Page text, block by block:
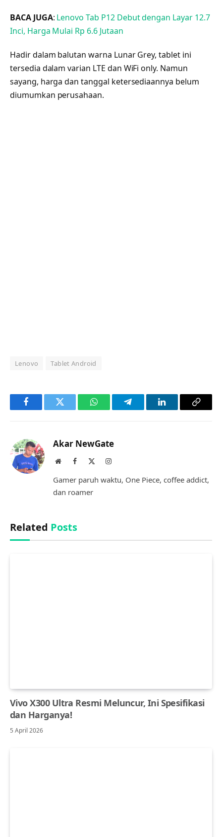
BACA JUGA: Lenovo Tab P12 Debut dengan Layar 12.7
Inci, Harga Mulai Rp 6.6 Jutaan
Hadir dalam balutan warna Lunar Grey, tablet ini
tersedia dalam varian LTE dan WiFi only. Namun
sayang, harga dan tanggal ketersediaannya belum
diumumkan perusahaan.
Lenovo Tablet Android
FacebookTwitter WhatsAppTelegramLinkedInCopy
Akar NewGate
WebsiteFacebook Instagram
Gamer paruh waktu, One Piece, coffee addict,
dan roamer
Related Posts
Vivo X300 Ultra Resmi Meluncur, Ini Spesifikasi
dan Harganya!
5 April 2026